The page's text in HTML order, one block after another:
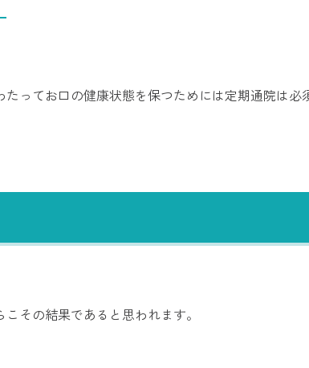
ってお口の健康状態を保つためには定期通院は必
その結果であると思われます。